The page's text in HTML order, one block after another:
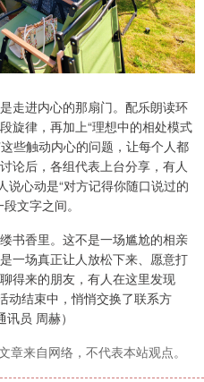
走进内心的那扇门。配乐朗读环
旋律，再加上“理想中的相处模式
些触动内心的问题，让每个人都
论后，各组代表上台分享，有人
说心动是“对方记得你随口说过的
文字之间。
书香里。这不是一场尴尬的相亲
一场真正让人放松下来、愿意打
得来的朋友，有人在这里发现
动结束中，悄悄交换了联系方
员 周赫）
章来自网络，不代表本站观点。